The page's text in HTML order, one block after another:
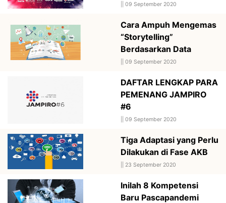
09 September 2020
Cara Ampuh Mengemas
“Storytelling”
Berdasarkan Data
09 September 2020
DAFTAR LENGKAP PARA
PEMENANG JAMPIRO
#6
09 September 2020
Tiga Adaptasi yang Perlu
Dilakukan di Fase AKB
23 September 2020
Inilah 8 Kompetensi
Baru Pascapandemi